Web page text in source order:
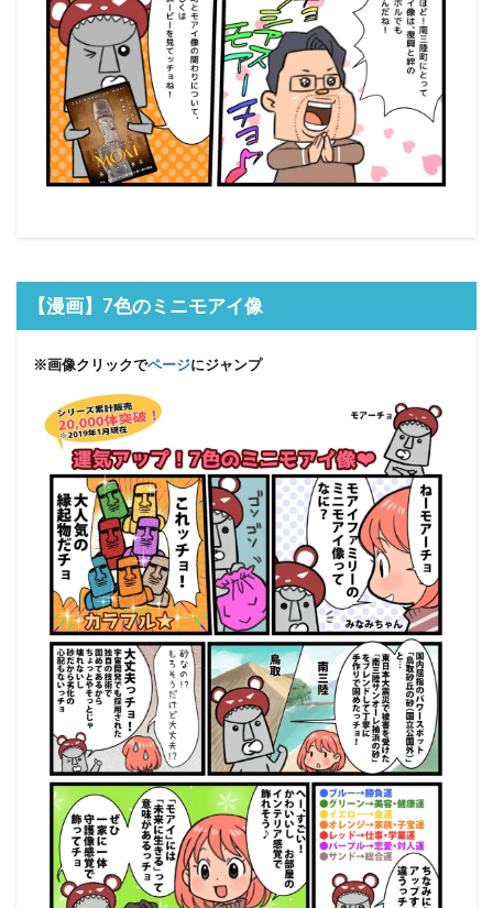
【漫画】7色のミニモアイ像
※画像クリックでページにジャンプ